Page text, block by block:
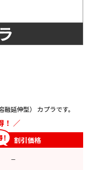
延伸型） カプラです。
！
割引価格
—